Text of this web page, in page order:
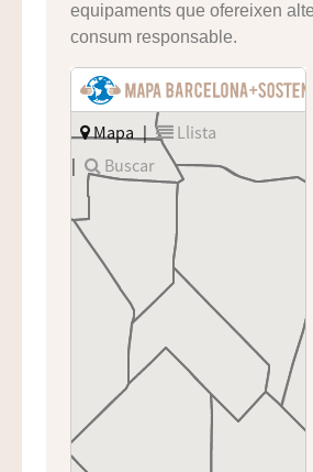
equipaments que ofereixen
consum responsable.